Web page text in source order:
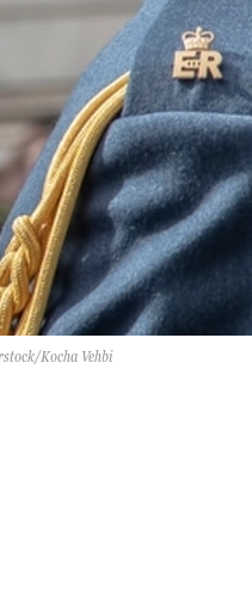
Kocha Vehbi